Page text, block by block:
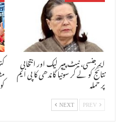
ایمرجنسی، نیٹ پیپر لیک اور انتخابی
نتائج کو لے کر سونیا گاندھی کا پی ایم
پر حملہ
NEXT